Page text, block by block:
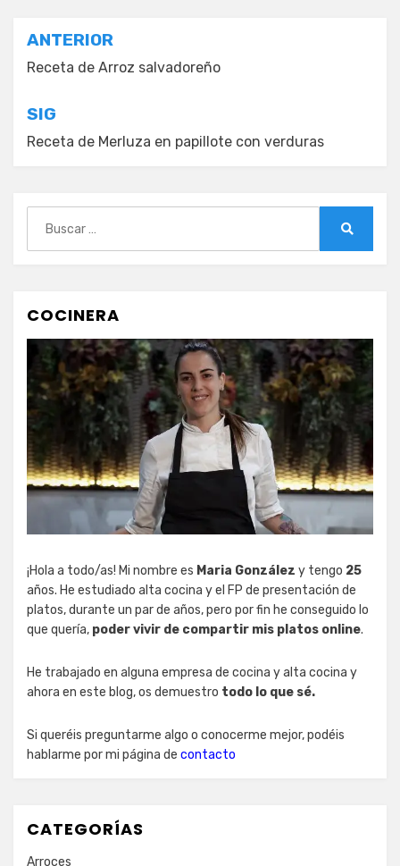
Navegación
de
entradas
ANTERIOR
Receta de Arroz salvadoreño
SIG
Receta de Merluza en papillote con verduras
COCINERA
¡Hola a todo/as! Mi nombre es Maria González y tengo 25
años. He estudiado alta cocina y el FP de presentación de
platos, durante un par de años, pero por fin he conseguido lo
que quería, poder vivir de compartir mis platos online.
He trabajado en alguna empresa de cocina y alta cocina y
ahora en este blog, os demuestro todo lo que sé.
Si queréis preguntarme algo o conocerme mejor, podéis
hablarme por mi página de contacto
CATEGORÍAS
Arroces